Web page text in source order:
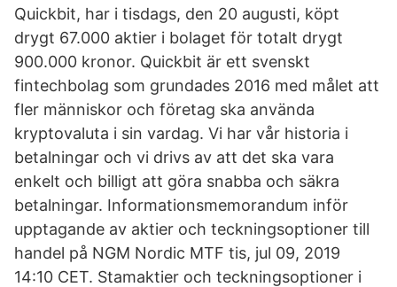
Quickbit, har i tisdags, den 20 augusti, köpt
drygt 67.000 aktier i bolaget för totalt drygt
900.000 kronor. Quickbit är ett svenskt
fintechbolag som grundades 2016 med målet att
fler människor och företag ska använda
kryptovaluta i sin vardag. Vi har vår historia i
betalningar och vi drivs av att det ska vara
enkelt och billigt att göra snabba och säkra
betalningar. Informationsmemorandum inför
upptagande av aktier och teckningsoptioner till
handel på NGM Nordic MTF tis, jul 09, 2019
14:10 CET. Stamaktier och teckningsoptioner i